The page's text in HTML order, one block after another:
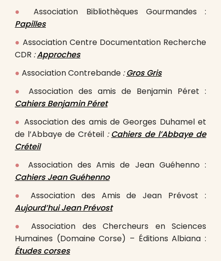
●
Association Bibliothèques Gourmandes :
Papilles
● Association Centre Documentation Recherche
CDR :Approches
● Association Contrebande :Gros Gris
●
Association des amis de Benjamin Péret :
Cahiers Benjamin Péret
● Association des amis de Georges Duhamel et
de l’Abbaye de Créteil:Cahiers de l’Abbaye de
Créteil
●
Association des Amis de Jean Guéhenno :
Cahiers Jean Guéhenno
●
Association des Amis de Jean Prévost :
Aujourd’hui Jean Prévost
●
Association des Chercheurs en Sciences
Humaines (Domaine Corse) – Éditions Albiana :
Études corses